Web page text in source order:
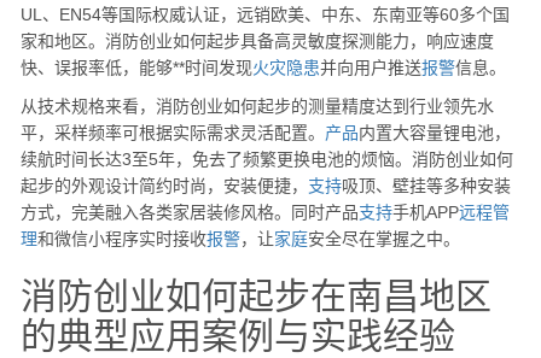
UL、EN54等国际权威认证，远销欧美、中东、东南亚等60多个国
家和地区。消防创业如何起步具备高灵敏度探测能力，响应速度
快、误报率低，能够**时间发现火灾隐患并向用户推送报警信息。
从技术规格来看，消防创业如何起步的测量精度达到行业领先水
平，采样频率可根据实际需求灵活配置。 产品内置大容量锂电池，
续航时间长达3至5年，免去了频繁更换电池的烦恼。消防创业如何
起步的外观设计简约时尚，安装便捷， 支持吸顶、壁挂等多种安装
方式，完美融入各类家居装修风格。同时产品支持手机APP远程管
理和微信小程序实时接收报警，让家庭安全尽在掌握之中。
消防创业如何起步在南昌地区
的典型应用案例与实践经验